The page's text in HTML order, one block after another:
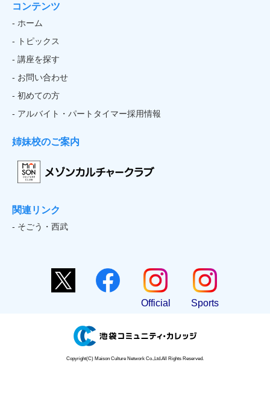
コンテンツ
- ホーム
- トピックス
- 講座を探す
- お問い合わせ
- 初めての方
- アルバイト・パートタイマー採用情報
姉妹校のご案内
関連リンク
- そごう・西武
Official Sports
Copyright(C) Maison Culture Network Co.,Ltd.All Rights Reserved.